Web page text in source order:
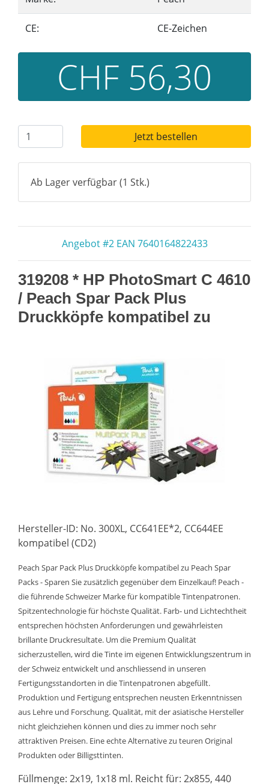
CE: CE-Zeichen
CHF 56,30
Jetzt bestellen
Ab Lager verfügbar (1 Stk.)
Angebot #2 EAN 7640164822433
319208 * HP PhotoSmart C 4610
/ Peach Spar Pack Plus
Druckköpfe kompatibel zu
Hersteller-ID: No. 300XL, CC641EE*2, CC644EE
kompatibel (CD2)
Peach Spar Pack Plus Druckköpfe kompatibel zu Peach Spar
Packs - Sparen Sie zusätzlich gegenüber dem Einzelkauf! Peach -
die führende Schweizer Marke für kompatible Tintenpatronen.
Spitzentechnologie für höchste Qualität. Farb- und Lichtechtheit
entsprechen höchsten Anforderungen und gewährleisten
brillante Druckresultate. Um die Premium Qualität
sicherzustellen, wird die Tinte im eigenen Entwicklungszentrum in
der Schweiz entwickelt und anschliessend in unseren
Fertigungsstandorten in die Tintenpatronen abgefüllt.
Produktion und Fertigung entsprechen neusten Erkenntnissen
aus Lehre und Forschung. Qualität, mit der asiatische Hersteller
nicht gleichziehen können und dies zu immer noch sehr
attraktiven Preisen. Eine echte Alternative zu teuren Original
Produkten oder Billigsttinten.
Füllmenge: 2x19, 1x18 ml. Reicht für: 2x855, 440